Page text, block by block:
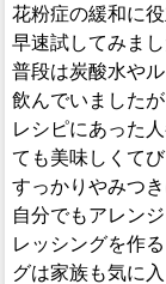
花粉症の緩和に
早速試してみまし
普段は炭酸水や
飲んでいましたが
レシピにあった
ても美味しくて
すっかりやみつ
自分でもアレン
レッシングを作
グは家族も気に